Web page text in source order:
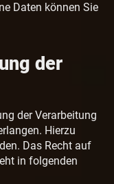
Daten können Sie
der
der Verarbeitung
Hierzu
Das Recht auf
in folgenden